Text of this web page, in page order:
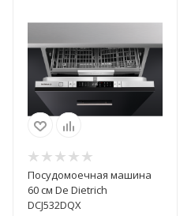
Посудомоечная машина
60 см De Dietrich
DCJ532DQX